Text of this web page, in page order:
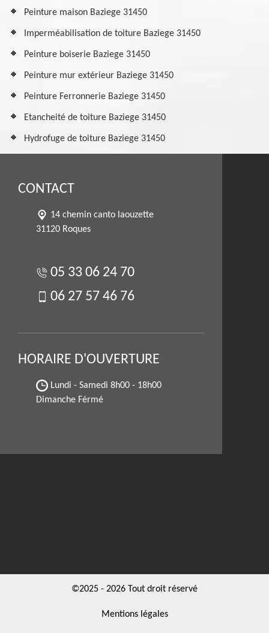
Peinture maison Baziege 31450
Imperméabilisation de toiture Baziege 31450
Peinture boiserie Baziege 31450
Peinture mur extérieur Baziege 31450
Peinture Ferronnerie Baziege 31450
Etancheité de toiture Baziege 31450
Hydrofuge de toiture Baziege 31450
CONTACT
14 chemin canto laouzette
31120 Roques
05 33 06 24 70
06 27 57 46 76
HORAIRE D'OUVERTURE
Lundi - Samedi 8h00 - 18h00
Dimanche Férmé
©2025 - 2026 Tout droit réservé
Mentions légales